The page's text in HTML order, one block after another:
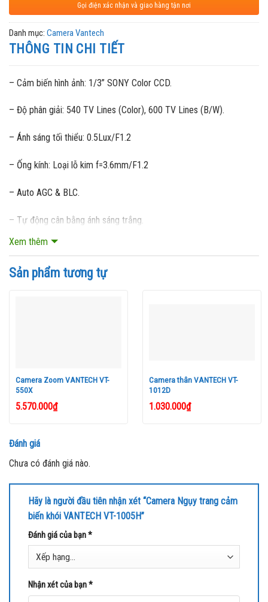
Gọi điện xác nhận và giao hàng tận nơi
Danh mục: Camera Vantech
THÔNG TIN CHI TIẾT
– Cảm biến hình ảnh: 1/3” SONY Color CCD.
– Độ phân giải: 540 TV Lines (Color), 600 TV Lines (B/W).
– Ánh sáng tối thiểu: 0.5Lux/F1.2
– Ống kính: Loại lỗ kim f=3.6mm/F1.2
– Auto AGC & BLC.
– Tự động cân bằng ánh sáng trắng.
– Nguồn cung cấp: 12VDC, 1000mA.
–Công nghệ Nhật Bản, lắp ráp tại Việt Nam.
Xem thêm
Sản phẩm tương tự
Camera Zoom VANTECH VT-
550X
5.570.000₫
Camera thân VANTECH VT-
1012D
1.030.000₫
Đánh giá
Chưa có đánh giá nào.
Hãy là người đầu tiên nhận xét “Camera Ngụy trang cảm
biến khói VANTECH VT-1005H”
Đánh giá của bạn*
Nhận xét của bạn*